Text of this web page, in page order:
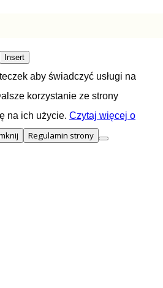
Insert
aby świadczyć usługi na
korzystanie ze strony
na ich użycie. Czytaj więcej o
Regulamin strony